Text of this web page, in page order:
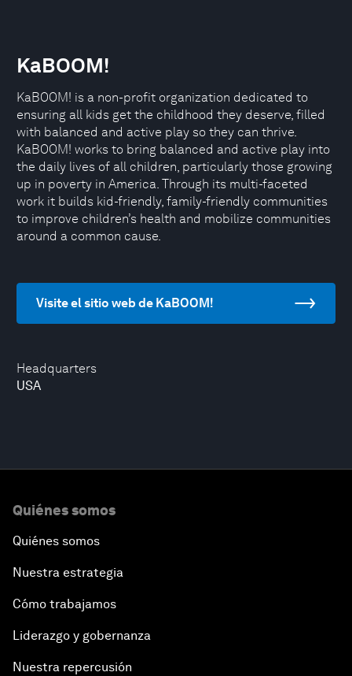
Headquarters
USA
KaBOOM!
KaBOOM! is a non-profit organization dedicated to
ensuring all kids get the childhood they deserve, filled
with balanced and active play so they can thrive.
KaBOOM! works to bring balanced and active play into
the daily lives of all children, particularly those growing
up in poverty in America. Through its multi-faceted
work it builds kid-friendly, family-friendly communities
to improve children’s health and mobilize communities
around a common cause.
Visite el sitio web de KaBOOM!
Quiénes somos
Quiénes somos
Nuestra estrategia
Cómo trabajamos
Liderazgo y gobernanza
Nuestra repercusión